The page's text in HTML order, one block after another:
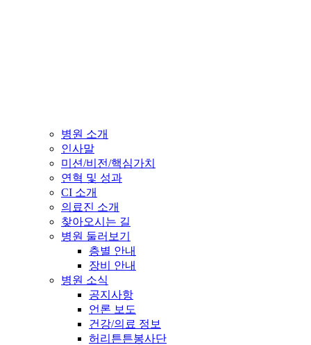
병원 소개
인사말
미션/비전/핵심가치
연혁 및 성과
CI 소개
의료진 소개
찾아오시는 길
병원 둘러보기
층별 안내
장비 안내
병원 소식
공지사항
언론 보도
건강/의료 정보
허리튼튼봉사단